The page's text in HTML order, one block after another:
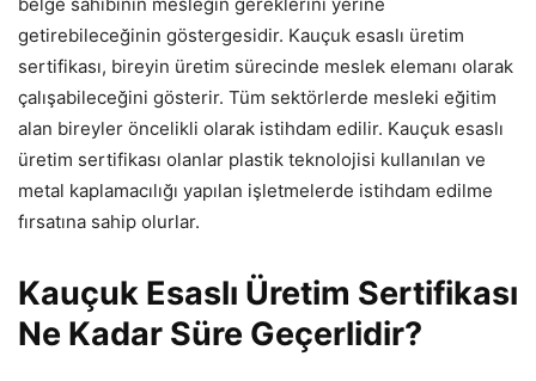
getirebileceğinin göstergesidir. Kauçuk esaslı üretim
sertifikası, bireyin üretim sürecinde meslek elemanı olarak
çalışabileceğini gösterir. Tüm sektörlerde mesleki eğitim
alan bireyler öncelikli olarak istihdam edilir. Kauçuk esaslı
üretim sertifikası olanlar plastik teknolojisi kullanılan ve
metal kaplamacılığı yapılan işletmelerde istihdam edilme
fırsatına sahip olurlar.
Kauçuk Esaslı Üretim Sertifikası
Ne Kadar Süre Geçerlidir?